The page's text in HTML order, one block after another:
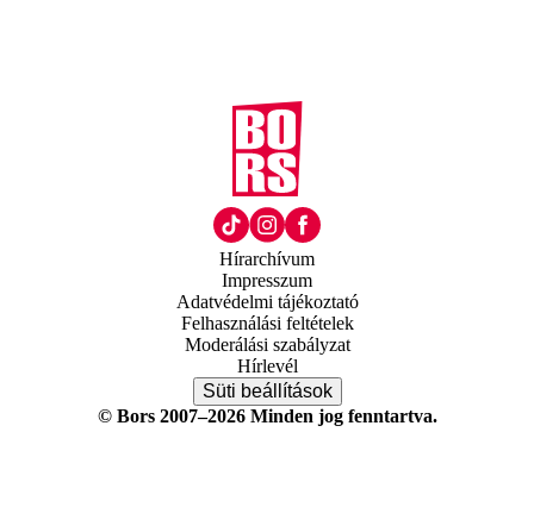
Hírarchívum
Impresszum
Adatvédelmi tájékoztató
Felhasználási feltételek
Moderálási szabályzat
Hírlevél
Süti beállítások
© Bors 2007–2026 Minden jog fenntartva.